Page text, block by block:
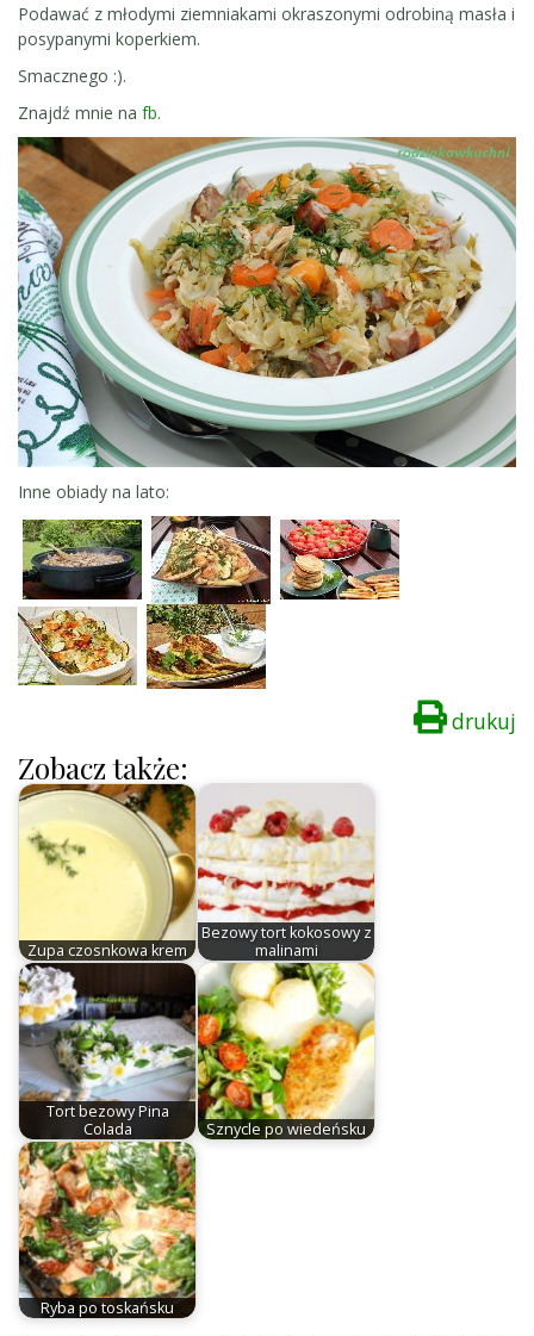
Podawać z młodymi ziemniakami okraszonymi odrobiną masła i
posypanymi koperkiem.
Smacznego :).
Znajdź mnie na fb.
Inne obiady na lato:
drukuj
Zobacz także:
Zupa czosnkowa krem
Bezowy tort kokosowy z
malinami
Tort bezowy Pina
Colada
Sznycle po wiedeńsku
Ryba po toskańsku